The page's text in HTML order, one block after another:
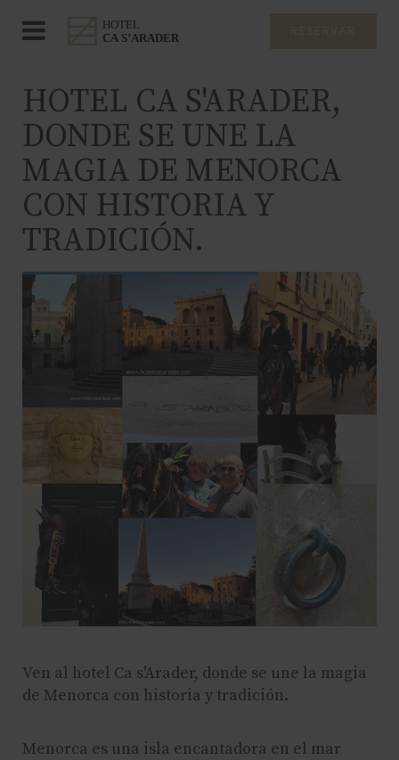
HOTEL CA S'ARADER,
DONDE SE UNE LA
MAGIA DE MENORCA
CON HISTORIA Y
TRADICIÓN.
Ven al hotel Ca s'Arader, donde se une la magia
de Menorca con historia y tradición.
Menorca es una isla encantadora en el mar